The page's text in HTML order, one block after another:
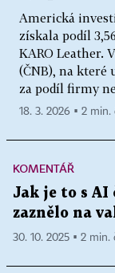
Americká
získala podíl
KARO Leather.
(ČNB), na které
za podíl firmy
18. 3. 2026 ▪ 2 min.
KOMENTÁŘ
Jak je to s AI
zaznělo na
30. 10. 2025 ▪ 2 min.